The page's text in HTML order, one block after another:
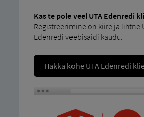
Kas te pole veel UTA Edenredi
Registreerimine on kiire ja lihtne
Edenredi veebisaidi kaudu.
Hakka kohe UTA Edenredi